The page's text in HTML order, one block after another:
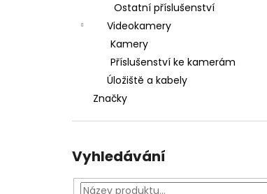
Ostatní příslušenství
Videokamery
Kamery
Příslušenství ke kamerám
Úložiště a kabely
Značky
Vyhledávání